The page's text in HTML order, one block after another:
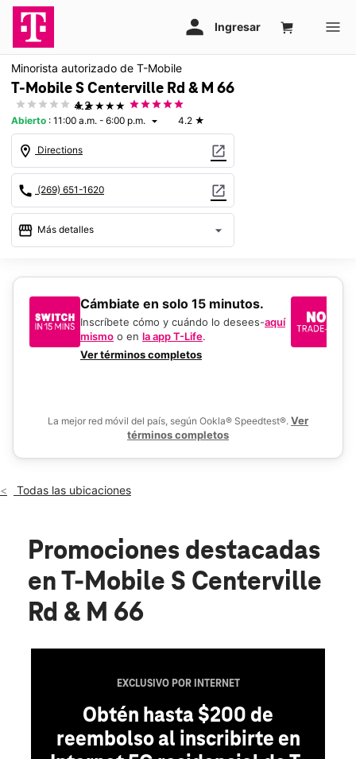
Minorista autorizado de T-Mobile
T-Mobile S Centerville Rd & M 66
★★★★★
4.2
Abierto : 11:00 a.m. - 6:00 p.m. arrow_drop_down 4.2 ★
location_on Directions open_in_new
call (269) 651-1620 open_in_new
storefront Más detalles arrow_drop_down
Lun.:10:00 a.m. a 8:00 p.m.
Mar.:
10:00 a.m. a 8:00 p.m.
Mié.: 10:00 a.m. a 8:00 p.m.
Jue.:10:00 a.m. a 8:00 p.m.
10:00 a.m. a 8:00 p.m.
​​​​​​​Cámbiate en solo 15 minutos.
Inscríbete cómo y cuándo lo desees-aquí
mismo o en la app T-Life.
Ver términos completos
La mejor red móvil del país, según Ookla® Speedtest®. Ver
términos completos
Todas las ubicaciones
Promociones destacadas
en T-Mobile S Centerville
Rd & M 66
EXCLUSIVO POR INTERNET
Obtén hasta $200 de
reembolso al inscribirte en